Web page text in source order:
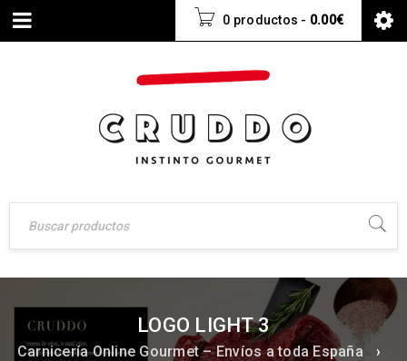
0 productos - 0.00€
LOGO LIGHT 3
Carnicería Online Gourmet – Envíos a toda España
›